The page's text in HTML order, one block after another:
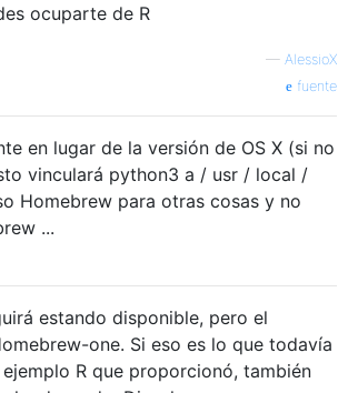
ocuparte de R
— AlessioX
fuente
en lugar de la versión de OS X (si no
vinculará python3 a / usr / local /
Homebrew para otras cosas y no
...
estando disponible, pero el
one. Si eso es lo que todavía
R que proporcionó, también